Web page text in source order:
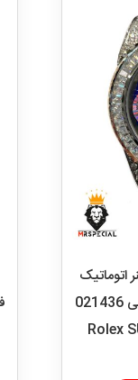
فول نگین بند رابر ابی صفحه ابی 021436
Rolex